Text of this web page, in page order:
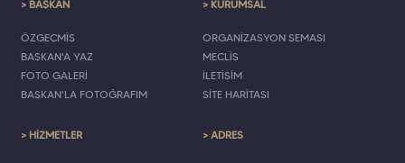
> BAŞKAN
ÖZGEÇMİŞ
BAŞKAN'A YAZ
FOTO GALERİ
BAŞKAN'LA FOTOĞRAFIM
> KURUMSAL
ORGANİZASYON ŞEMASI
MECLİS
İLETİŞİM
SİTE HARİTASI
> HİZMETLER > ADRES